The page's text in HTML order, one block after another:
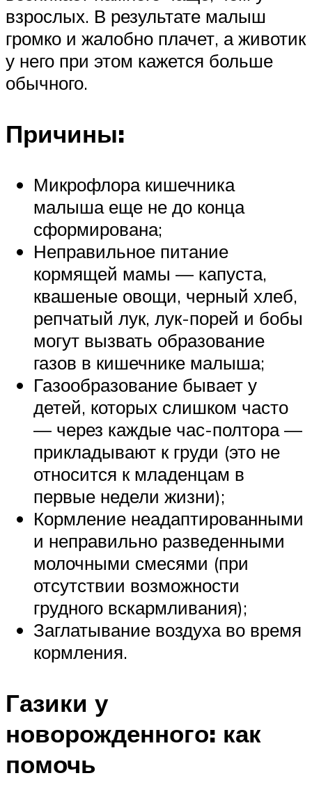
взрослых. В результате малыш
громко и жалобно плачет, а животик
у него при этом кажется больше
обычного.
Причины:
Микрофлора кишечника
малыша еще не до конца
сформирована;
Неправильное питание
кормящей мамы — капуста,
квашеные овощи, черный хлеб,
репчатый лук, лук-порей и бобы
могут вызвать образование
газов в кишечнике малыша;
Газообразование бывает у
детей, которых слишком часто
— через каждые час-полтора —
прикладывают к груди (это не
относится к младенцам в
первые недели жизни);
Кормление неадаптированными
и неправильно разведенными
молочными смесями (при
отсутствии возможности
грудного вскармливания);
Заглатывание воздуха во время
кормления.
Газики у
новорожденного: как
помочь